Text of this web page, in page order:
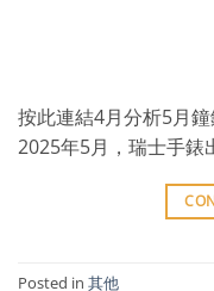
按此連結4月分析5月
2025年5月，瑞士手
Posted in 其他